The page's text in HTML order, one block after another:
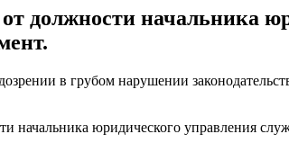
должности начальника
в грубом нарушении
начальника юридического управления